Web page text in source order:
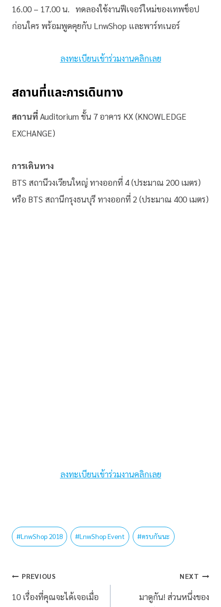
16.00 – 17.00 น. ทดลองใช้งานฟีเจอร์ใหม่ของเทพช็อป
ก่อนใคร พร้อมพูดคุยกับ LnwShop และพาร์ทเนอร์
ลงทะเบียนเข้าร่วมงานคลิกเลย
สถานที่และการเดินทาง
สถานที่Auditorium ชั้น 7 อาคาร KX (KNOWLEDGE
EXCHANGE)
การเดินทาง
BTS สถานีวงเวียนใหญ่ ทางออกที่ 4 (ประมาณ 200 เมตร)
หรือ BTS สถานีกรุงธนบุรี ทางออกที่ 2 (ประมาณ 400 เมตร)
ลงทะเบียนเข้าร่วมงานคลิกเลย
#LnwShop 2018 #LnwShop Event #ครบกันนะ
PREVIOUS
10 เรื่องที่คุณจะได้เจอเมื่อ
NEXT
มาดูกัน! ส่วนหนึ่งของ